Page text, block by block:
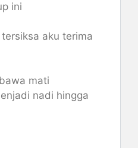
ini
aku terima
mati
nadi hingga